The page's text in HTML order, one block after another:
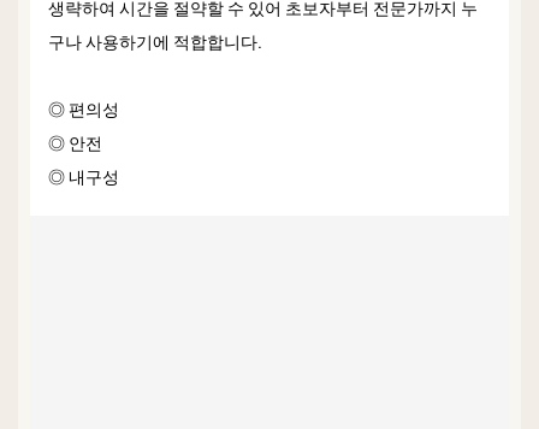
생략하여 시간을 절약할 수 있어 초보자부터 전문가까지 누
구나 사용하기에 적합합니다.
◎ 편의성
◎ 안전
◎ 내구성